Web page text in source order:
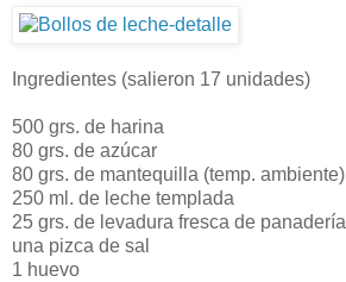
Ingredientes (salieron 17 unidades)
500 grs. de harina
80 grs. de azúcar
80 grs. de mantequilla (temp. ambiente)
250 ml. de leche templada
25 grs. de levadura fresca de panadería
una pizca de sal
1 huevo